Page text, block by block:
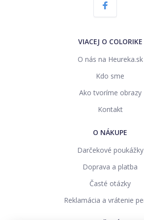
VIACEJ O COLORIKE
O nás na Heureka.sk
Kdo sme
Ako tvoríme obrazy
Kontakt
O NÁKUPE
Darčekové poukážky
Doprava a platba
Časté otázky
Reklamácia a vrátenie